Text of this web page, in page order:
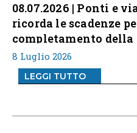
08.07.2026 | Ponti e
ricorda le scadenze
completamento della
classificazione del
8 Luglio 2026
LEGGI TUTTO